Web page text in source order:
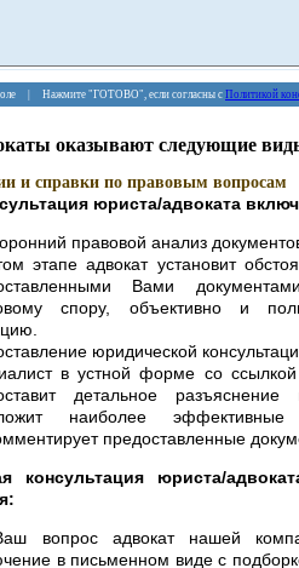
поле | Нажмите "ГОТОВО", если согласны с Политикой
оказывают следующие
и справки по правовым вопросам
юриста/адвоката
правовой анализ
этапе адвокат установит
Вами
спору, объективно и
юридической
в устной форме со
детальное
наиболее
предоставленные
консультация юриста/
вопрос адвокат нашей
в письменном виде с